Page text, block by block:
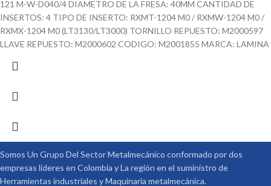
121 M-W-D040/4 DIAMETRO DE LA FRESA: 40MM CANTIDAD DE
INSERTOS: 4 TIPO DE INSERTO: RXMT-1204 M0 / RXMW-1204 M0 /
RXMX-1204 M0 (LT3130/LT3000) TORNILLO REPUESTO: M2000597
LLAVE REPUESTO: M2000602 CODIGO: M2001855 MARCA: LAMINA
Somos Un Grupo Del Sector Metalmecánico conformado por dos
empresas lideres en Colombia y La región en el suministro de
Herramientas industriales y Maquinaria metalmecánica.